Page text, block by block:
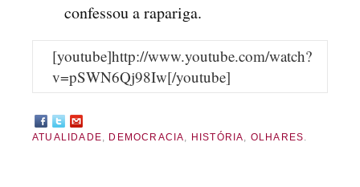
confessou a rapariga.
[youtube]http://www.youtube.com/watch?
v=pSWN6Qj98Iw[/youtube]
ATUALIDADE, DEMOCRACIA, HISTÓRIA, OLHARES.